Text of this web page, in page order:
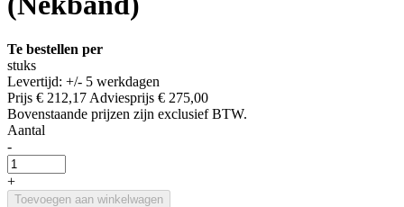
Te bestellen per
stuks
Levertijd: +/- 5 werkdagen
Prijs € 212,17 Adviesprijs € 275,00
Bovenstaande prijzen zijn exclusief BTW.
Aantal
-
+
Toevoegen aan winkelwagen